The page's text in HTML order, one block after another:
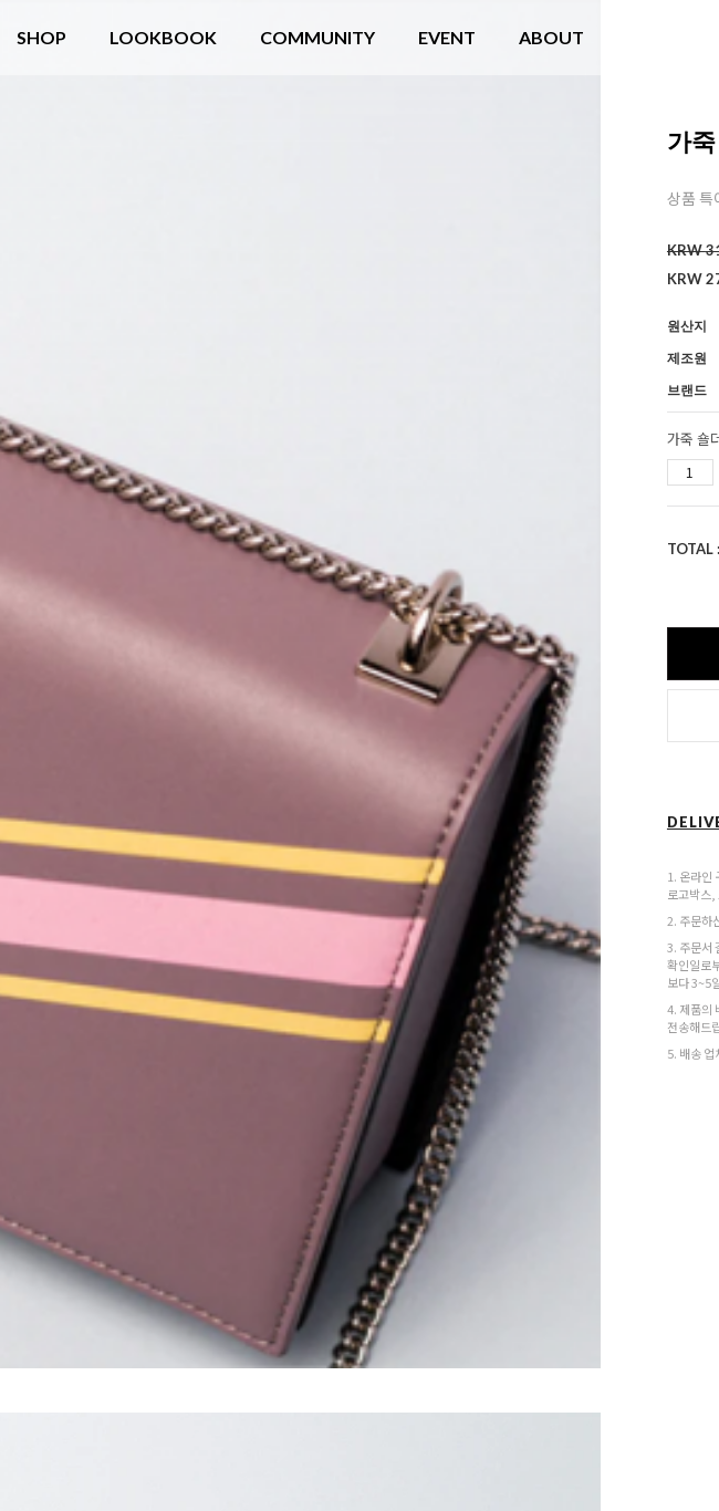
SHOP LOOKBOOK COMMUNITY EVENT ABOUT
가
상품 특
KRW
KRW
원산지
제조원
브랜드
가죽 숄
TOTAL :
1. 온라인
로고박스
2. 주문하
3. 주문서
확인일로
보다 3~5
4. 제품의
전송해드
5. 배송